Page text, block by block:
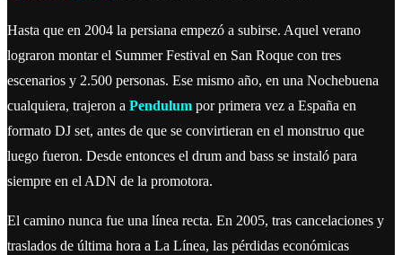
Hasta que en 2004 la persiana empezó a subirse. Aquel verano
lograron montar el Summer Festival en San Roque con tres
escenarios y 2.500 personas. Ese mismo año, en una Nochebuena
cualquiera, trajeron a Pendulum por primera vez a España en
formato DJ set, antes de que se convirtieran en el monstruo que
luego fueron. Desde entonces el drum and bass se instaló para
siempre en el ADN de la promotora.
El camino nunca fue una línea recta. En 2005, tras cancelaciones y
traslados de última hora a La Línea, las pérdidas económicas